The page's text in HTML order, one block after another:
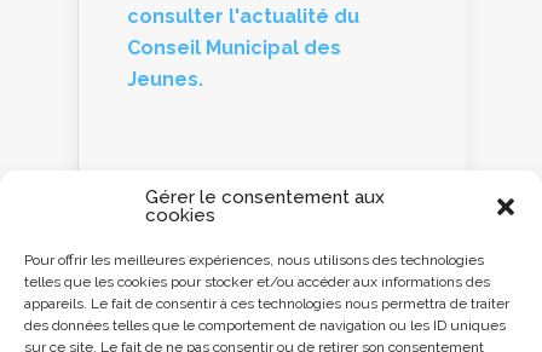
Gérer le consentement aux
cookies
Pour offrir les meilleures expériences, nous utilisons des technologies
telles que les cookies pour stocker et/ou accéder aux informations des
appareils. Le fait de consentir à ces technologies nous permettra de traiter
des données telles que le comportement de navigation ou les ID uniques
sur ce site. Le fait de ne pas consentir ou de retirer son consentement
consulter l'actualité du
Conseil Municipal des
Jeunes.
Panneau d'information
Cliquez ici ou
scannez le QR code
avec votre